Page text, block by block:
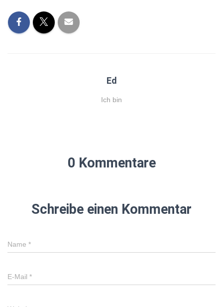
Ed
Ich bin
0 Kommentare
Schreibe einen Kommentar
Name *
E-Mail *